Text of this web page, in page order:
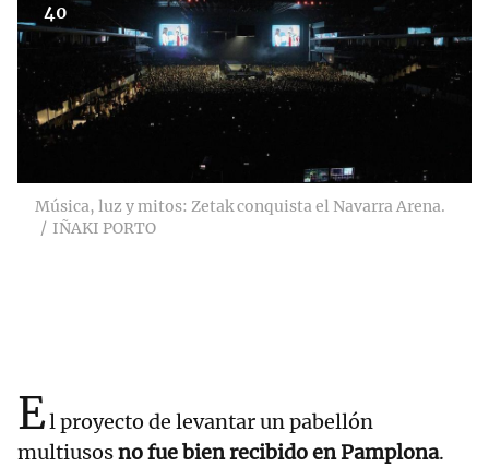
40
Música, luz y mitos: Zetak conquista el Navarra Arena.
IÑAKI PORTO
El proyecto de levantar un pabellón
multiusosno fue bien recibido en Pamplona.